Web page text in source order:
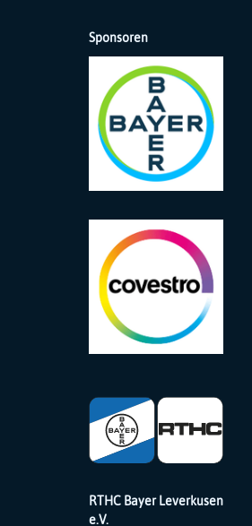
Sponsoren
RTHC Bayer Leverkusen
e.V.